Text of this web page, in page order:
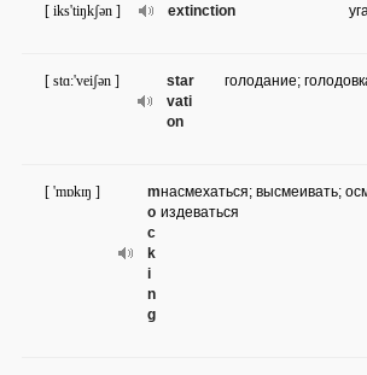
extinction
[ iks'tiŋkʃən ]
star
vati
on
[ stɑ:'veiʃən ] голодание;
m
o
c
k
i
n
g
[ 'mɒkɪŋ ]
насмехаться; высмеивать;
издеваться